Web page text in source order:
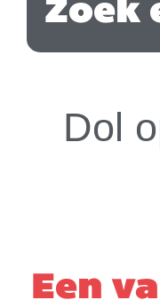
Zoek
Dol
Een